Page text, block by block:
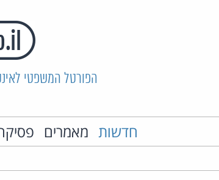
הפורטל המשפטי
חדשות מאמרים